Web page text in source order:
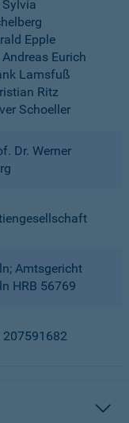
Sylvia
Epple
Andreas Eurich
Lamsfuß
Ritz
Schoeller
Dr. Werner
Amtsgericht
HRB 56769
207591682